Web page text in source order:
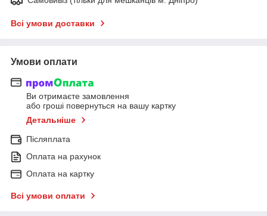
Всі умови доставки
Умови оплати
Ви отримаєте замовлення
або гроші повернуться на вашу картку
Детальніше
Післяплата
Оплата на рахунок
Оплата на картку
Всі умови оплати